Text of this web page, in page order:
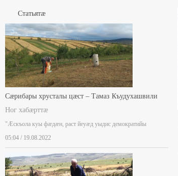
Статьятæ
Сæрибары хрусталы цæст – Тамаз Къудухашвили
Ног хабæрттæ
"Æскъола куы фæдæн, раст йеуæд уыдис демократийы
05:04 / 19.08.2022